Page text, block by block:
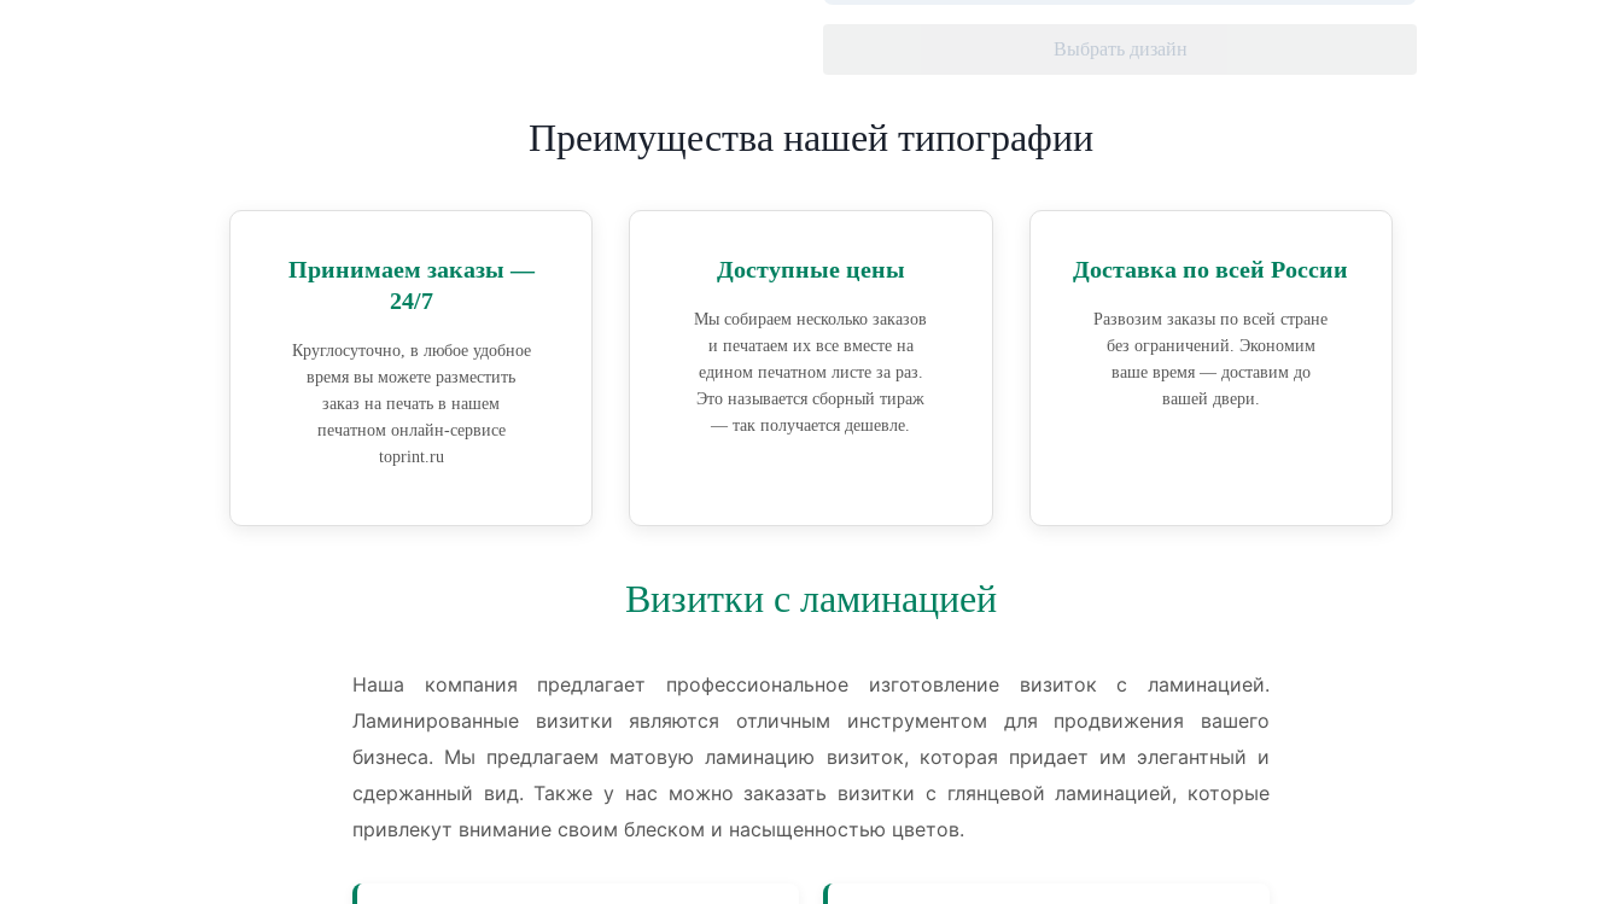
Выбрать дизайн
Преимущества нашей типографии
Принимаем заказы —
24/7
Круглосуточно, в любое удобное
время вы можете разместить
заказ на печать в нашем
печатном онлайн-сервисе
toprint.ru
Доступные цены
Мы собираем несколько заказов
и печатаем их все вместе на
едином печатном листе за раз.
Это называется сборный тираж
— так получается дешевле.
Доставка по всей России
Развозим заказы по всей стране
без ограничений. Экономим
ваше время — доставим до
вашей двери.
Визитки с ламинацией
Наша компания предлагает профессиональное изготовление визиток с ламинацией.
Ламинированные визитки являются отличным инструментом для продвижения вашего
бизнеса. Мы предлагаем матовую ламинацию визиток, которая придает им элегантный и
сдержанный вид. Также у нас можно заказать визитки с глянцевой ламинацией, которые
привлекут внимание своим блеском и насыщенностью цветов.